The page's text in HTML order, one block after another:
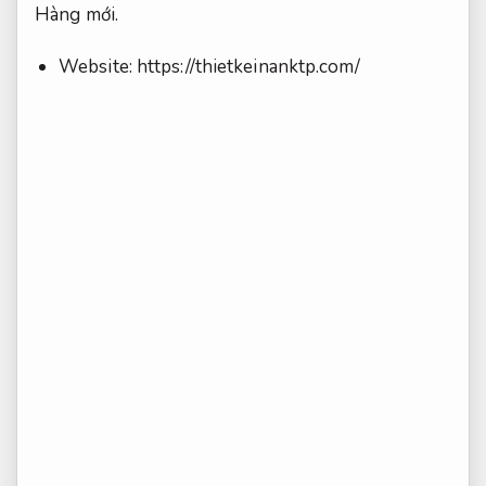
Hàng mới.
Website: https://thietkeinanktp.com/